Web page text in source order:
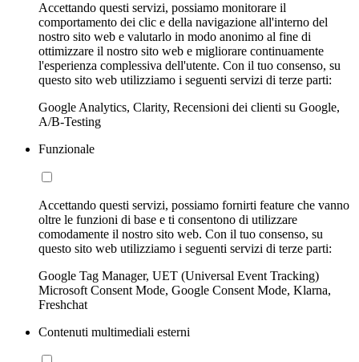
Accettando questi servizi, possiamo monitorare il
comportamento dei clic e della navigazione all'interno del
nostro sito web e valutarlo in modo anonimo al fine di
ottimizzare il nostro sito web e migliorare continuamente
l'esperienza complessiva dell'utente. Con il tuo consenso, su
questo sito web utilizziamo i seguenti servizi di terze parti:
Google Analytics, Clarity, Recensioni dei clienti su Google,
A/B-Testing
Funzionale
Accettando questi servizi, possiamo fornirti feature che vanno
oltre le funzioni di base e ti consentono di utilizzare
comodamente il nostro sito web. Con il tuo consenso, su
questo sito web utilizziamo i seguenti servizi di terze parti:
Google Tag Manager, UET (Universal Event Tracking)
Microsoft Consent Mode, Google Consent Mode, Klarna,
Freshchat
Contenuti multimediali esterni